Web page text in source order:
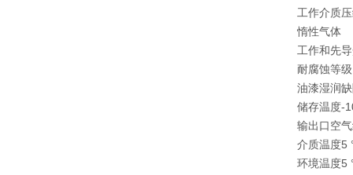
工作介质
惰性气体
工作和先
耐腐蚀等
油漆湿润
储存温度-
输出口空
介质温度5
环境温度5